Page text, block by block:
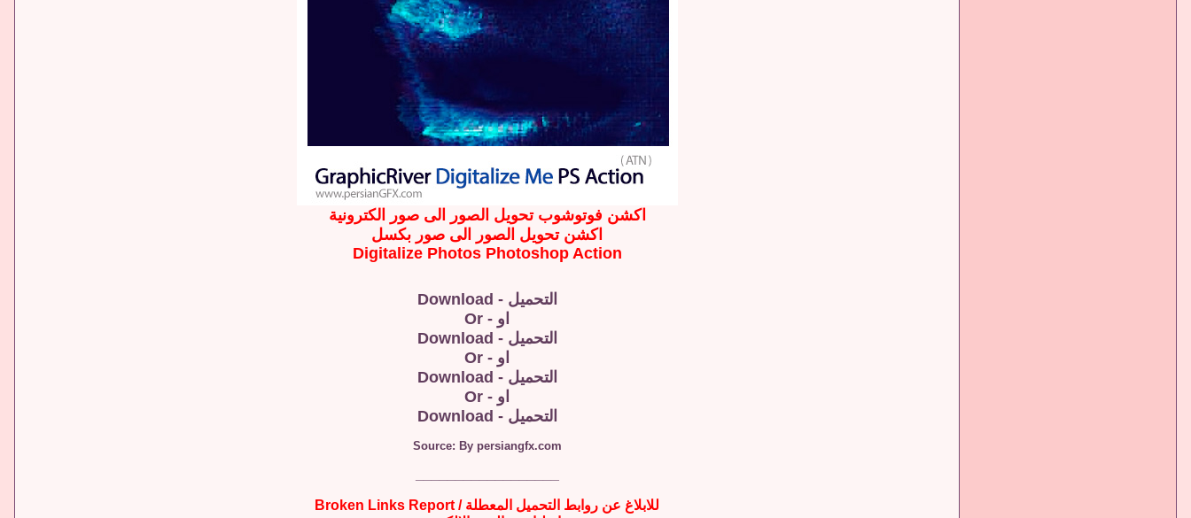
اكشن فوتوشوب تحويل الصور الى صور الكترونية
اكشن تحويل الصور الى صور بكسل
Digitalize Photos Photoshop Action
التحميل - Download
او - Or
التحميل - Download
او - Or
التحميل - Download
او - Or
التحميل - Download
Source: By persiangfx.com
للابلاغ عن روابط التحميل المعطلة / Broken Links Report